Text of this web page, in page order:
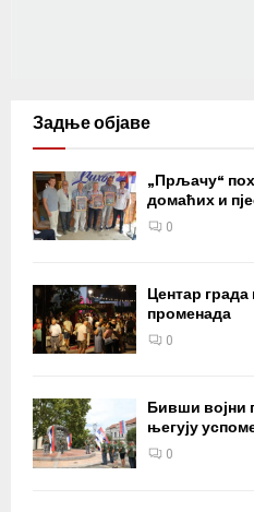
Задње објаве
„Прљачу“
домаћих и
0
Центар града
променада
0
Бивши војни
његују
0